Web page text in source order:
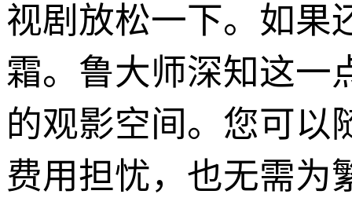
视剧放松一下。如果
霜。鲁大师深知这一
的观影空间。您可以
费用担忧，也无需为